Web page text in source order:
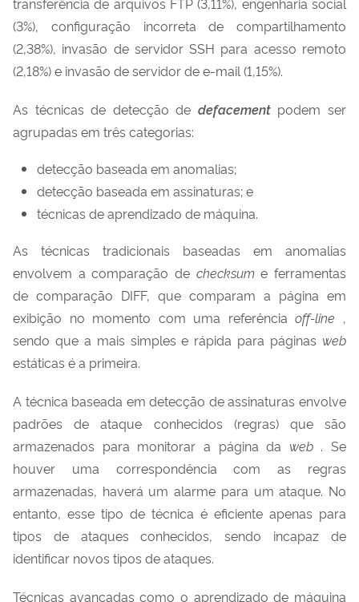
(3%), configuração incorreta de compartilhamento
(2,38%), invasão de servidor SSH para acesso remoto
(2,18%) e invasão de servidor de e-mail (1,15%).
As técnicas de detecção de defacement podem ser
agrupadas em três categorias:
detecção baseada em anomalias;
detecção baseada em assinaturas; e
técnicas de aprendizado de máquina.
As técnicas tradicionais baseadas em anomalias
envolvem a comparação de checksume ferramentas
de comparação DIFF, que comparam a página em
exibição no momento com uma referênciaoff-line ,
sendo que a mais simples e rápida para páginas web
estáticas é a primeira.
A técnica baseada em detecção de assinaturas envolve
padrões de ataque conhecidos (regras) que são
armazenados para monitorar a página da web . Se
houver uma correspondência com as regras
armazenadas, haverá um alarme para um ataque. No
entanto, esse tipo de técnica é eficiente apenas para
tipos de ataques conhecidos, sendo incapaz de
identificar novos tipos de ataques.
Técnicas avançadas como o aprendizado de máquina